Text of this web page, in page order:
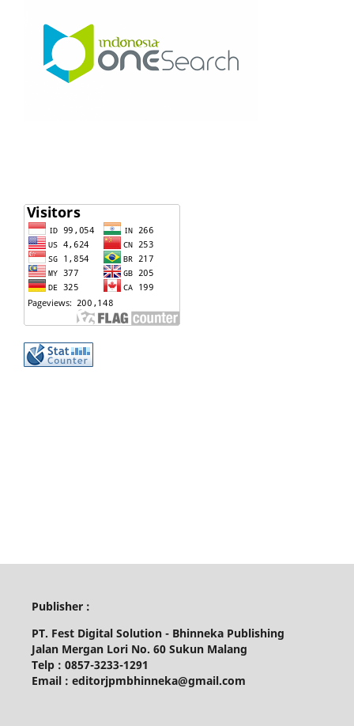
Publisher :
PT. Fest Digital Solution - Bhinneka Publishing
Jalan Mergan Lori No. 60 Sukun Malang
Telp : 0857-3233-1291
Email : editorjpmbhinneka@gmail.com